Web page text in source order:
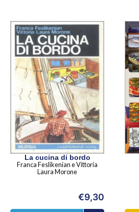
La cucina di bordo
Franca Feslikenian e Vittoria
Laura Morone
€9,30